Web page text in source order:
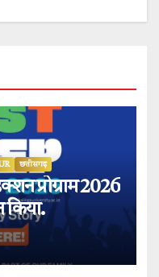
छत्तीसगढ़
प्रोग्राम 2026